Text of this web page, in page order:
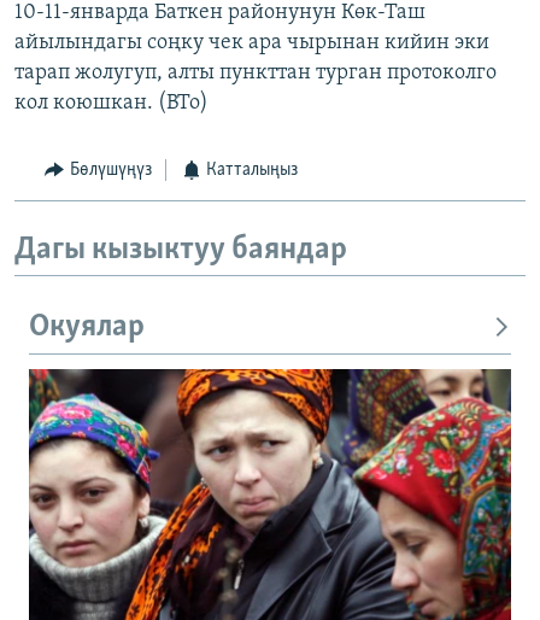
10-11-январда Баткен районунун Көк-Таш
айылындагы соңку чек ара чырынан кийин эки
тарап жолугуп, алты пункттан турган протоколго
кол коюшкан. (BTo)
Бөлүшүңүз Катталыңыз
Дагы кызыктуу баяндар
Окуялар